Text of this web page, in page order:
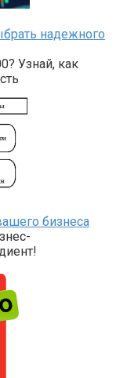
надежного
Узнай, как
бизнеса